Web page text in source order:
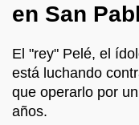
en San
El "rey" Pelé, el
está luchando
que operarlo por
años.